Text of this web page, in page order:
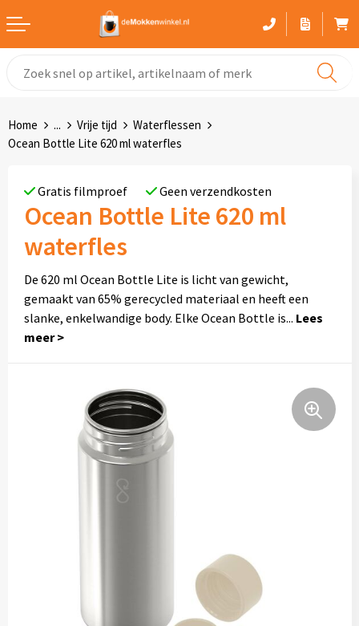
Gekleurde mokken
Drinkflessen
Thermosbekers
Sportflessen
Kunststof mokken
Lunchboxen
Fruitwaterflessen
Home ... Vrije tijd
Waterflessen
Ocean Bottle Lite 620 ml waterfles
Gratis filmproef Geen verzendkosten
Ocean Bottle Lite 620 ml
waterfles
De 620 ml Ocean Bottle Lite is licht van gewicht,
gemaakt van 65% gerecycled materiaal en heeft een
slanke, enkelwandige body. Elke Ocean Bottle is...